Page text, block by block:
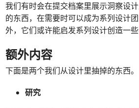
我们有时会在提交档案里展示洞察设
的东西，在需要时可以成为系列设计
外，它们或许能启发系列设计创造一些
额外内容
下面是两个我们从设计里抽掉的东西。
研究